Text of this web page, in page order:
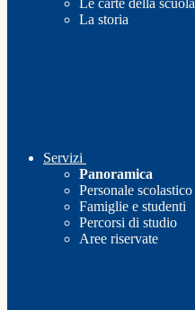
Le carte della scuola
La storia
Servizi
Panoramica
Personale scolastico
Famiglie e studenti
Percorsi di studio
Aree riservate